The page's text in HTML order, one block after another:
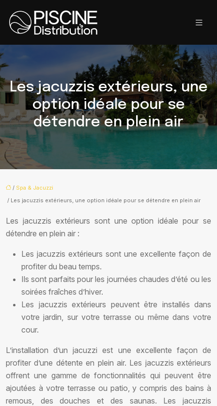
Les jacuzzis extérieurs, une
option idéale pour se
détendre en plein air
/ Spa & Jacuzzi
/ Les jacuzzis extérieurs, une option idéale pour se détendre en plein air
Les jacuzzis extérieurs sont une option idéale pour se
détendre en plein air :
Les jacuzzis extérieurs sont une excellente façon de
profiter du beau temps.
Ils sont parfaits pour les journées chaudes d’été ou les
soirées fraîches d’hiver.
Les jacuzzis extérieurs peuvent être installés dans
votre jardin, sur votre terrasse ou même dans votre
cour.
L’installation d’un jacuzzi est une excellente façon de
profiter d’une détente en plein air. Les jacuzzis extérieurs
offrent une gamme de fonctionnalités qui peuvent être
ajoutées à votre terrasse ou patio, y compris des bains à
remous, des douches et des saunas. Les jacuzzis